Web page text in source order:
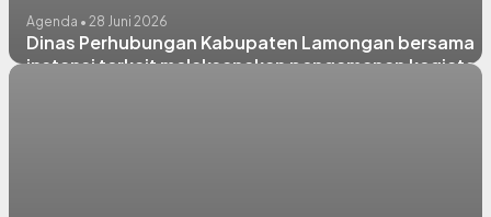
Agenda • 28 Juni 2026
Dinas Perhubungan Kabupaten Lamongan bersama
instansi terkait melaksanakan pengamanan kegiatan